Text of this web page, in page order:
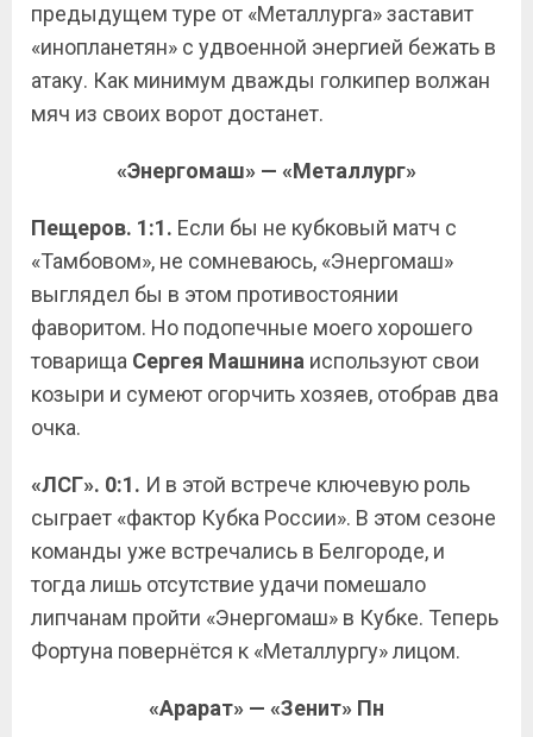
предыдущем туре от «Металлурга» заставит
«инопланетян» с удвоенной энергией бежать в
атаку. Как минимум дважды голкипер волжан
мяч из своих ворот достанет.
«Энергомаш» — «Металлург»
Пещеров. 1:1. Если бы не кубковый матч с
«Тамбовом», не сомневаюсь, «Энергомаш»
выглядел бы в этом противостоянии
фаворитом. Но подопечные моего хорошего
товарища Сергея Машнина используют свои
козыри и сумеют огорчить хозяев, отобрав два
очка.
«ЛСГ». 0:1. И в этой встрече ключевую роль
сыграет «фактор Кубка России». В этом сезоне
команды уже встречались в Белгороде, и
тогда лишь отсутствие удачи помешало
липчанам пройти «Энергомаш» в Кубке. Теперь
Фортуна повернётся к «Металлургу» лицом.
«Арарат» — «Зенит» Пн